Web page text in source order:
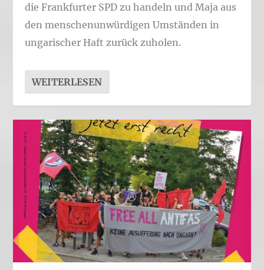
die Frankfurter SPD zu handeln und Maja aus
den menschenunwürdigen Umständen in
ungarischer Haft zurück zuholen.
WEITERLESEN